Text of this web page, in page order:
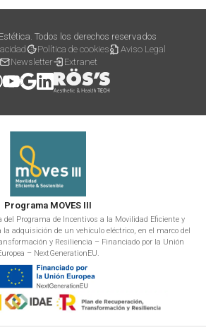
Todos los derechos reservados
Política de cookies
Aviso Legal
Newsletter
Extranet
Programa MOVES III
del Programa de Incentivos a la Movilidad Eficiente y
la adquisición de un vehículo eléctrico, en el marco del
y Resiliencia – Financiado por la Unión
– NextGenerationEU.